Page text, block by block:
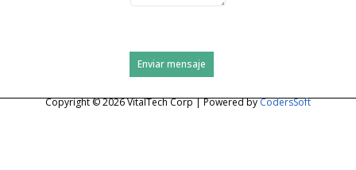
Enviar mensaje
Copyright © 2026 VitalTech Corp | Powered byCodersSoft